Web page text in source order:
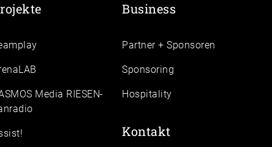
Media RIESEN-
Business
Partner + Sponsoren
Sponsoring
Hospitality
Kontakt